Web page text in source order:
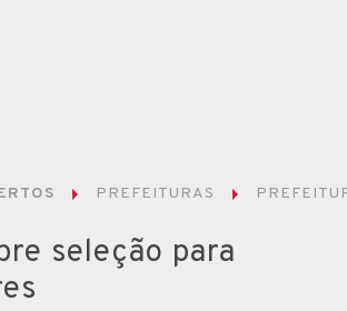
PREFEITURAS
seleção para